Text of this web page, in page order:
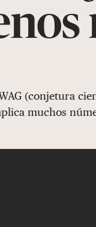
(conjetura
muchos